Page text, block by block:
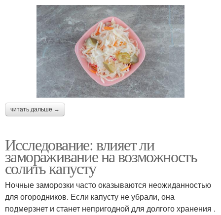
читать дальше →
Исследование: влияет ли
замораживание на возможность
солить капусту
Ночные заморозки часто оказываются неожиданностью
для огородников. Если капусту не убрали, она
подмерзнет и станет непригодной для долгого хранения .